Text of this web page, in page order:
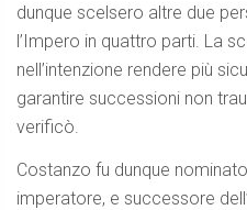
dunque scelsero altre due
l’Impero in quattro parti. La
nell’intenzione rendere più
garantire successioni non
verificò.
Costanzo fu dunque
imperatore, e successore